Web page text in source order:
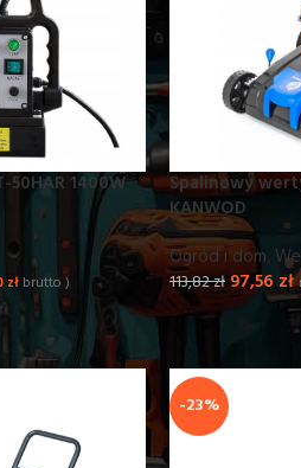
1400W
zł brutto )
Spalinowy
KANWOD
Ogród i dom,
113,82zł97,56 zł
-23%